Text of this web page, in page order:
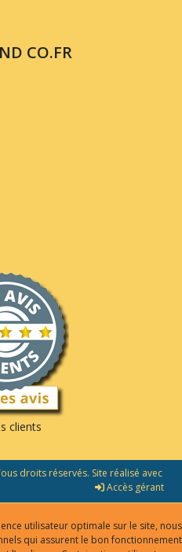
CO.FR
clients
droits réservés. Site réalisé avec
Accès gérant
utilisateur optimale sur le site, nous
qui assurent le bon fonctionnement